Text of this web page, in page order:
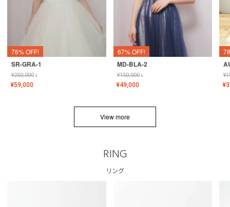
76% OFF!
SR-GRA-1
¥250,000↓
¥59,000
67% OFF!
MD-BLA-2
¥150,000↓
¥49,000
¥
¥
View more
RING
リング